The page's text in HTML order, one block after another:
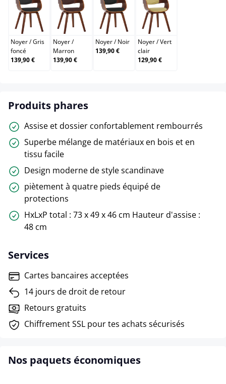
Noyer / Gris foncé
Noyer/Gris
foncé
139,90 €
Noyer / Marron
Noyer/
Marron
139,90 €
Noyer / Noir
Noyer/Noir
139,90 €
Noyer / Vert clair
Noyer/Vert
clair
129,90 €
Produits phares
Assise et dossier confortablement rembourrés
Superbe mélange de matériaux en bois et en
tissu facile
Design moderne de style scandinave
piètement à quatre pieds équipé de
protections
HxLxP total : 73 x 49 x 46 cm Hauteur d'assise :
48 cm
Services
Cartes bancaires acceptées
14 jours de droit de retour
Retours gratuits
Chiffrement SSL pour tes achats sécurisés
Nos paquets économiques